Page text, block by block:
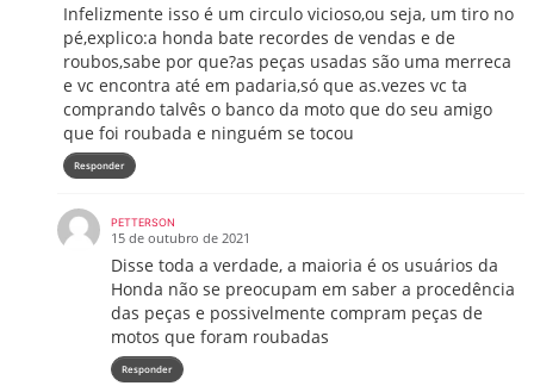
Infelizmente isso é um circulo vicioso,ou seja, um tiro no
pé,explico:a honda bate recordes de vendas e de
roubos,sabe por que?as peças usadas são uma merreca
e vc encontra até em padaria,só que as.vezes vc ta
comprando talvês o banco da moto que do seu amigo
que foi roubada e ninguém se tocou
Responder
PETTERSON
15 de outubro de 2021
Disse toda a verdade, a maioria é os usuários da
Honda não se preocupam em saber a procedência
das peças e possivelmente compram peças de
motos que foram roubadas
Responder